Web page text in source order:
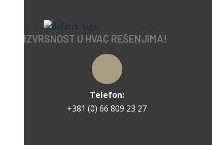
IZVRSNOST U HVAC REŠENJIMA!
Telefon:
+381 (0) 66 809 23 27